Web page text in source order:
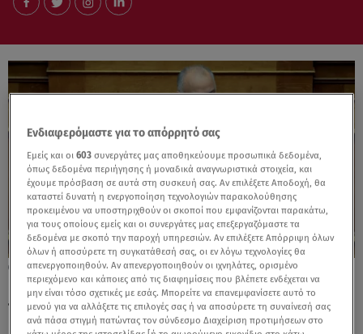
15.06.24, 17:17
Γιάννης Σαρίδης: Πέθανε στα 58 του ο
πρώην βουλευτής
Ενδιαφερόμαστε για το απόρρητό σας
Εμείς και οι603 συνεργάτες μας αποθηκεύουμε προσωπικά δεδομένα,
όπως δεδομένα περιήγησης ή μοναδικά αναγνωριστικά στοιχεία, και
έχουμε πρόσβαση σε αυτά στη συσκευή σας. Αν επιλέξετε Αποδοχή, θα
καταστεί δυνατή η ενεργοποίηση τεχνολογιών παρακολούθησης
προκειμένου να υποστηριχθούν οι σκοποί που εμφανίζονται παρακάτω,
για τους οποίους εμείς και οι συνεργάτες μας επεξεργαζόμαστε τα
δεδομένα με σκοπό την παροχή υπηρεσιών. Αν επιλέξετε Απόρριψη όλων
όλων ή αποσύρετε τη συγκατάθεσή σας, οι εν λόγω τεχνολογίες θα
απενεργοποιηθούν. Αν απενεργοποιηθούν οι ιχνηλάτες, ορισμένο
περιεχόμενο και κάποιες από τις διαφημίσεις που βλέπετε ενδέχεται να
μην είναι τόσο σχετικές με εσάς. Μπορείτε να επανεμφανίσετε αυτό το
μενού για να αλλάξετε τις επιλογές σας ή να αποσύρετε τη συναίνεσή σας
ανά πάσα στιγμή πατώντας τον σύνδεσμο Διαχείριση προτιμήσεων στο